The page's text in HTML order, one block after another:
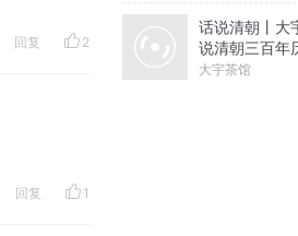
回复 2
回复 1
话说清朝丨大
说清朝三百年
尔哈赤到末代
大宇茶馆